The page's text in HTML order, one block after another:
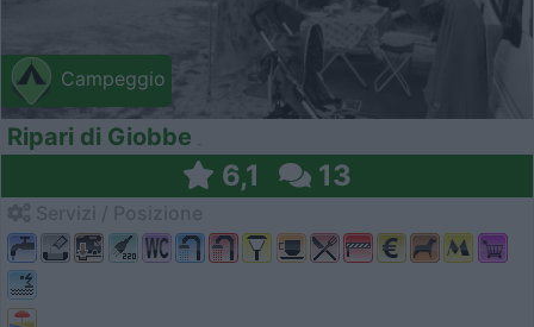
Campeggio
Ripari di Giobbe
6,1 13